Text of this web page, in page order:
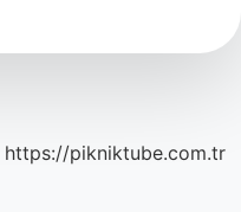
https://pikniktube.com.tr